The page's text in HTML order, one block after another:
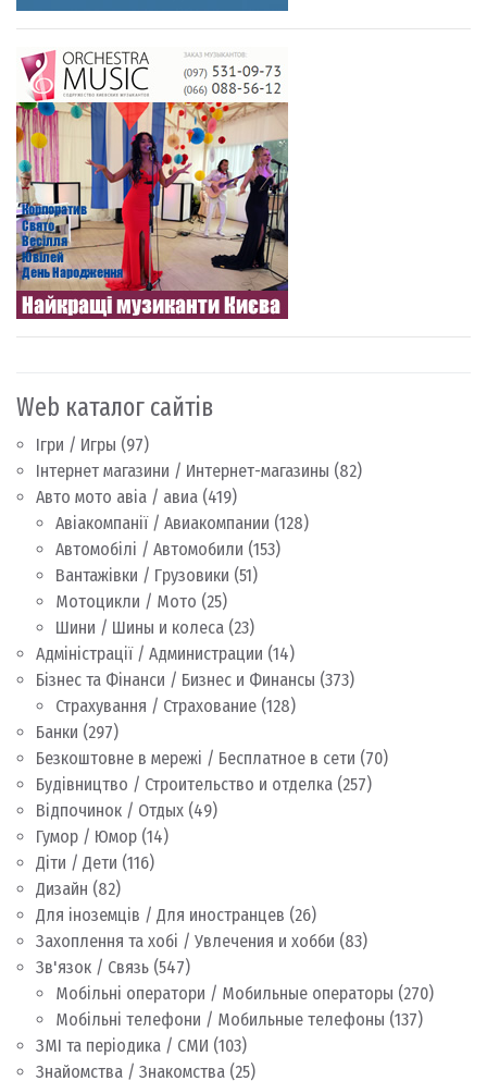
Web каталог сайтів
Ігри / Игры (97)
Інтернет магазини / Интернет-магазины (82)
Авто мото авіа / авиа (419)
Авіакомпанії / Авиакомпании (128)
Автомобілі / Автомобили (153)
Вантажівки / Грузовики (51)
Мотоцикли / Мото (25)
Шини / Шины и колеса (23)
Адміністрації / Администрации (14)
Бізнес та Фінанси / Бизнес и Финансы (373)
Страхування / Страхование (128)
Банки (297)
Безкоштовне в мережі / Бесплатное в сети (70)
Будівництво / Строительство и отделка (257)
Відпочинок / Отдых (49)
Гумор / Юмор (14)
Діти / Дети (116)
Дизайн (82)
Для іноземців / Для иностранцев (26)
Захоплення та хобі / Увлечения и хобби (83)
Зв'язок / Связь (547)
Мобільні оператори / Мобильные операторы (270)
Мобільні телефони / Мобильные телефоны (137)
ЗМІ та періодика / СМИ (103)
Знайомства / Знакомства (25)